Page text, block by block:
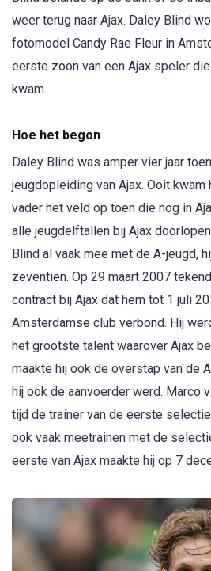
weer terug naar Ajax. Daley Blind
fotomodel Candy Rae Fleur in
eerste zoon van een Ajax speler
kwam.
Hoe het begon
Daley Blind was amper vier jaar
jeugdopleiding van Ajax. Ooit kwam
vader het veld op toen die nog in
alle jeugdelftallen bij Ajax
Blind al vaak mee met de A-jeugd,
zeventien. Op 29 maart 2007
contract bij Ajax dat hem tot 1 juli
Amsterdamse club verbond. Hij
het grootste talent waarover Ajax
maakte hij ook de overstap van de
hij ook de aanvoerder werd. Marco
tijd de trainer van de eerste
ook vaak meetrainen met de
eerste van Ajax maakte hij op 7